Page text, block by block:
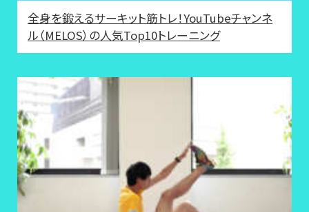
全身を鍛えるサーキット筋トレ！YouTubeチャンネ
ル（MELOS）の人気Top10トレーニング